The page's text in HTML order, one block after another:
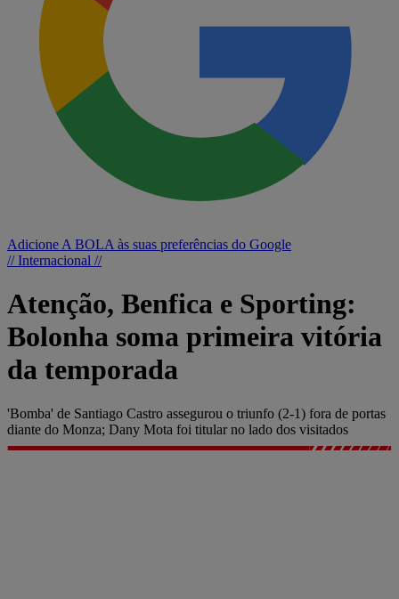
Adicione A BOLA às suas preferências do Google
// Internacional //
Atenção, Benfica e Sporting:
Bolonha soma primeira vitória
da temporada
'Bomba' de Santiago Castro assegurou o triunfo (2-1) fora de portas
diante do Monza; Dany Mota foi titular no lado dos visitados